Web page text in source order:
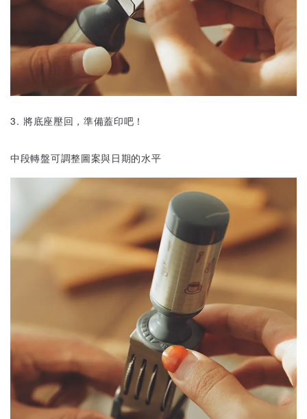
3. 將底座壓回，準備蓋印吧！
中段轉盤可調整圖案與日期的水平